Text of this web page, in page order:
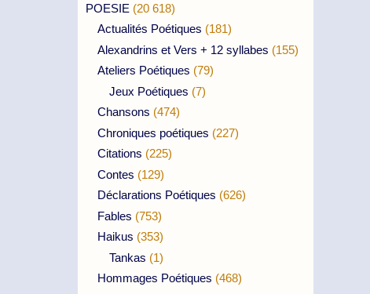
POESIE (20 618)
Actualités Poétiques (181)
Alexandrins et Vers + 12 syllabes (155)
Ateliers Poétiques (79)
Jeux Poétiques (7)
Chansons (474)
Chroniques poétiques (227)
Citations (225)
Contes (129)
Déclarations Poétiques (626)
Fables (753)
Haikus (353)
Tankas (1)
Hommages Poétiques (468)